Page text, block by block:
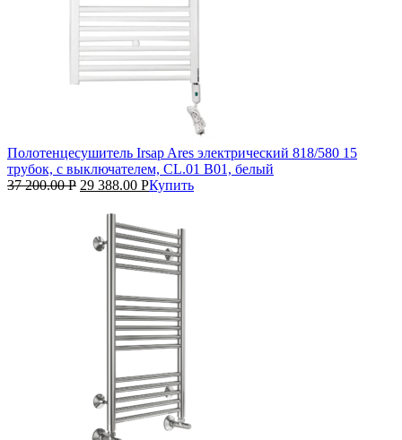
Полотенцесушитель Irsap Ares электрический 818/580 15
трубок, с выключателем, CL.01 B01, белый
37 200.00Р 29 388.00 РКупить